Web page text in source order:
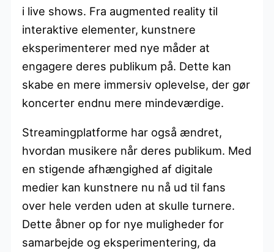
i live shows. Fra augmented reality til
interaktive elementer, kunstnere
eksperimenterer med nye måder at
engagere deres publikum på. Dette kan
skabe en mere immersiv oplevelse, der gør
koncerter endnu mere mindeværdige.
Streamingplatforme har også ændret,
hvordan musikere når deres publikum. Med
en stigende afhængighed af digitale
medier kan kunstnere nu nå ud til fans
over hele verden uden at skulle turnere.
Dette åbner op for nye muligheder for
samarbejde og eksperimentering, da